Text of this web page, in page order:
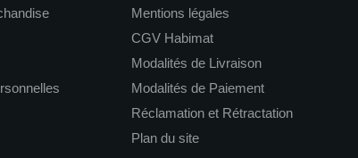
Mentions légales
CGV Habimat
Modalités de Livraison
Modalités de Paiement
Réclamation et Rétractation
Plan du site